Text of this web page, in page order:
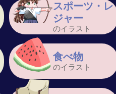
スポーツ・レ
ジャー
のイラスト
食べ物
のイラスト